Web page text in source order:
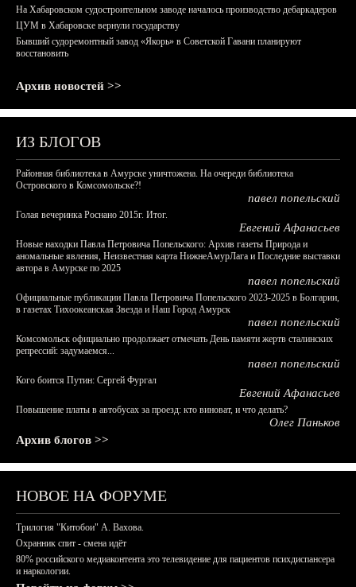
На Хабаровском судостроительном заводе началось производство дебаркадеров
ЦУМ в Хабаровске вернули государству
Бывший судоремонтный завод «Якорь» в Советской Гавани планируют
восстановить
Архив новостей >>
ИЗ БЛОГОВ
Районная библиотека в Амурске уничтожена. На очереди библиотека
Островского в Комсомольске?!
павел попельский
Голая вечеринка Роснано 2015г. Итог.
Евгений Афанасьев
Новые находки Павла Петровича Попельского: Архив газеты Природа и
аномальные явления, Неизвестная карта НижнеАмурЛага и Последние выставки
автора в Амурске по 2025
павел попельский
Официальные публикации Павла Петровича Попельского 2023-2025 в Болгарии,
в газетах Тихоокеанская Звезда и Наш Город Амурск
павел попельский
Комсомольск официально продолжает отмечать День памяти жертв сталинских
репрессий: задумаемся...
павел попельский
Кого боится Путин: Сергей Фургал
Евгений Афанасьев
Повышение платы в автобусах за проезд: кто виноват, и что делать?
Олег Паньков
Архив блогов >>
НОВОЕ НА ФОРУМЕ
Трилогия "Китобои" А. Вахова.
Охранник спит - смена идёт
80% российского медиаконтента это телевидение для пациентов психдиспансера
и наркологии.